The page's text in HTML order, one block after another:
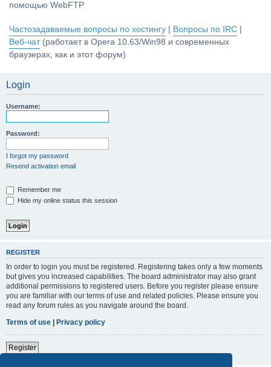
помощью WebFTP
Частозадаваемые вопросы по хостингу Вопросы по IRC
Веб-чат(работает в Opera 10.63/Win98 и современных
браузерах, как и этот форум)
Login
Username:
Password:
I forgot my password
Resend activation email
Remember me
Hide my online status this session
REGISTER
In order to login you must be registered. Registering takes only a few moments
but gives you increased capabilities. The board administrator may also grant
additional permissions to registered users. Before you register please ensure
you are familiar with our terms of use and related policies. Please ensure you
read any forum rules as you navigate around the board.
Terms of use | Privacy policy
Register